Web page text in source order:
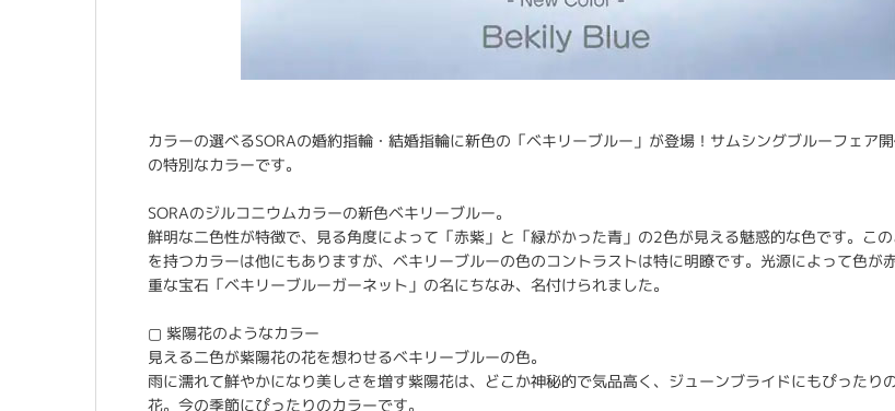
カラーの選べるSORAの婚約指輪・結婚指輪に新色の「ベキリーブルー」が登場！サムシングブルーフェア
の特別なカラーです。
SORAのジルコニウムカラーの新色ベキリーブルー。
鮮明な二色性が特徴で、見る角度によって「赤紫」と「緑がかった青」の2色が見える魅惑的な色です。こ
を持つカラーは他にもありますが、ベキリーブルーの色のコントラストは特に明瞭です。光源によって色が
重な宝石「ベキリーブルーガーネット」の名にちなみ、名付けられました。
▢ 紫陽花のようなカラー
見える二色が紫陽花の花を想わせるベキリーブルーの色。
雨に濡れて鮮やかになり美しさを増す紫陽花は、どこか神秘的で気品高く、ジューンブライドにもぴったり
花。今の季節にぴったりのカラーです。